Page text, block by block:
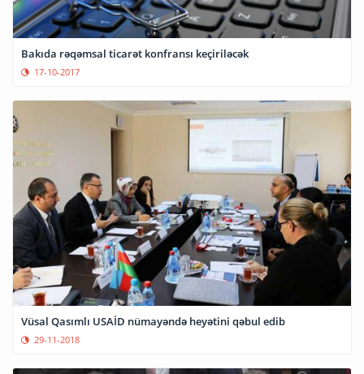
Bakıda rəqəmsal ticarət konfransı keçiriləcək
17-10-2017
Vüsal Qasımlı USAİD nümayəndə heyətini qəbul edib
29-11-2018